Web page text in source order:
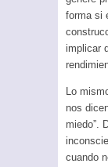
forma si
implicar
Lo
nos
miedo”.
cuando